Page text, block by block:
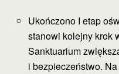
Ukończono I etap
stanowi kolejny krok
Sanktuarium
i bezpieczeństwo.